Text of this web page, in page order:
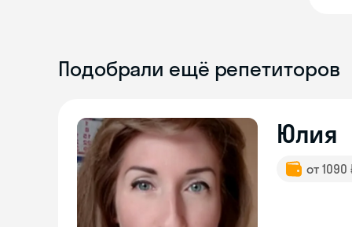
Подобрали ещё репетиторов
Юлия
от